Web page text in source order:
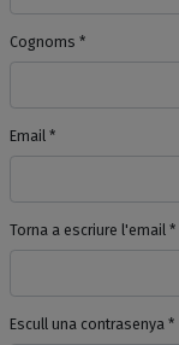
Cognoms *
Email *
Torna a escriure l'email *
Escull una contrasenya *